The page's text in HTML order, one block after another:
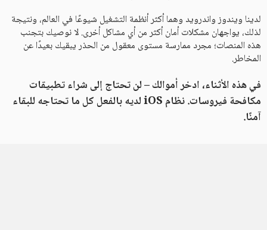
لدينا ويندوز واندرويد وهما أكثر أنظمة التشغيل شيوعًا في العالم، ونتيجة
لذلك، يواجهان مشكلات أمان أكثر من أي مشاكل أخرى. لا نوصيك بتجنب
هذه المنصات؛ مجرد ممارسة مستوى معقول من الحذر يبقيك بعيدًا عن
المخاطر.
في هذه الأثناء، ادخر أموالك – لن تحتاج إلى شراء تطبيقات
مكافحة فيروسات. نظام iOS لديه بالفعل كل ما تحتاجه للبقاء
آمنًا.